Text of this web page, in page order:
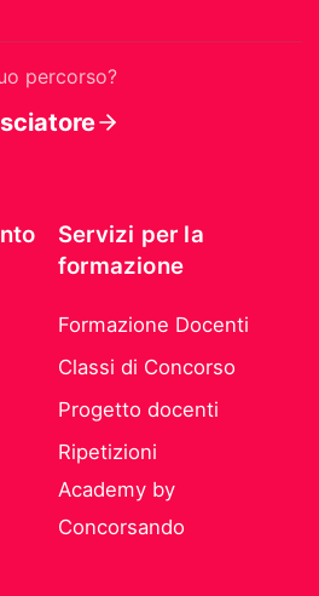
percorso?
Servizi per la
formazione
Formazione Docenti
Classi di Concorso
Progetto docenti
Ripetizioni
Academy by
Concorsando